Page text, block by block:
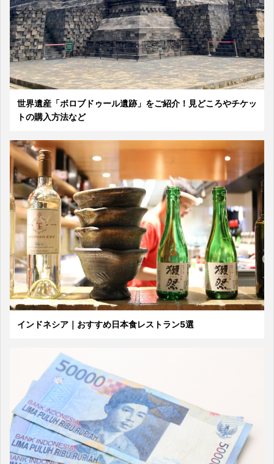
世界遺産「ボロブドゥール遺跡」をご紹介！見どころやチケッ
トの購入方法など
インドネシア｜おすすめ日本食レストラン5選